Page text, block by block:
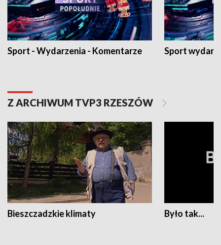
Sport - Wydarzenia - Komentarze Sport
Z ARCHIWUM TVP3 RZESZÓW
Bieszczadzkie klimaty Było tak...